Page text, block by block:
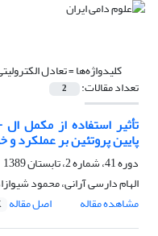
کلیدواژه‌ها =تعادل
تعداد مقالات: 2
تأثیر استفاده از مکمل
پایین پروتئین بر
دوره 41، شماره 2، تابستان 1389
الهام دارسی آرانی، محمود
مشاهده مقاله
اصل مقاله